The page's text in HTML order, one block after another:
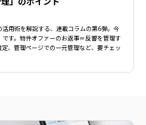
用術を解説する、連載コラムの第6弾。今
す。物件オファーのお返事＝反響を管理す
、管理ページでの一元管理など、要チェッ